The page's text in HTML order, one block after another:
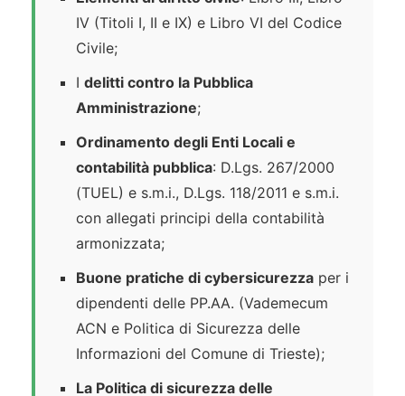
IV (Titoli I, II e IX) e Libro VI del Codice
Civile;
I delitti contro la Pubblica
Amministrazione;
Ordinamento degli Enti Locali e
contabilità pubblica: D.Lgs. 267/2000
(TUEL) e s.m.i., D.Lgs. 118/2011 e s.m.i.
con allegati principi della contabilità
armonizzata;
Buone pratiche di cybersicurezza per i
dipendenti delle PP.AA. (Vademecum
ACN e Politica di Sicurezza delle
Informazioni del Comune di Trieste);
La Politica di sicurezza delle